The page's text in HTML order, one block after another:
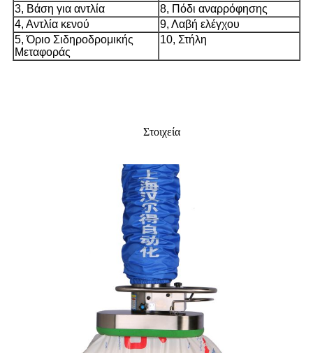
3, Βάση για αντλία
8, Πόδι αναρρόφησης
4, Αντλία κενού
9, Λαβή ελέγχου
5, Όριο Σιδηροδρομικής
Μεταφοράς
10, Στήλη
Στοιχεία